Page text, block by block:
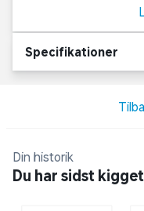
besøger sandkassen.
Fremstillet i PE.
Specifikationer
Din historik
Du har sidst